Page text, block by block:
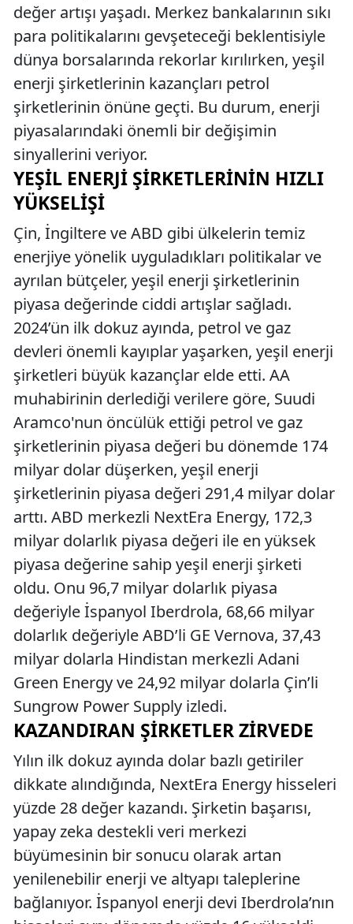
değer artışı yaşadı. Merkez bankalarının sıkı
para politikalarını gevşeteceği beklentisiyle
dünya borsalarında rekorlar kırılırken, yeşil
enerji şirketlerinin kazançları petrol
şirketlerinin önüne geçti. Bu durum, enerji
piyasalarındaki önemli bir değişimin
sinyallerini veriyor.
YEŞIL ENERJI ŞIRKETLERININ HIZLI
YÜKSELIŞI
Çin, İngiltere ve ABD gibi ülkelerin temiz
enerjiye yönelik uyguladıkları politikalar ve
ayrılan bütçeler, yeşil enerji şirketlerinin
piyasa değerinde ciddi artışlar sağladı.
2024’ün ilk dokuz ayında, petrol ve gaz
devleri önemli kayıplar yaşarken, yeşil enerji
şirketleri büyük kazançlar elde etti. AA
muhabirinin derlediği verilere göre, Suudi
Aramco'nun öncülük ettiği petrol ve gaz
şirketlerinin piyasa değeri bu dönemde 174
milyar dolar düşerken, yeşil enerji
şirketlerinin piyasa değeri 291,4 milyar dolar
arttı. ABD merkezli NextEra Energy, 172,3
milyar dolarlık piyasa değeri ile en yüksek
piyasa değerine sahip yeşil enerji şirketi
oldu. Onu 96,7 milyar dolarlık piyasa
değeriyle İspanyol Iberdrola, 68,66 milyar
dolarlık değeriyle ABD’li GE Vernova, 37,43
milyar dolarla Hindistan merkezli Adani
Green Energy ve 24,92 milyar dolarla Çin’li
Sungrow Power Supply izledi.
KAZANDIRAN ŞIRKETLER ZIRVEDE
Yılın ilk dokuz ayında dolar bazlı getiriler
dikkate alındığında, NextEra Energy hisseleri
yüzde 28 değer kazandı. Şirketin başarısı,
yapay zeka destekli veri merkezi
büyümesinin bir sonucu olarak artan
yenilenebilir enerji ve altyapı taleplerine
bağlanıyor. İspanyol enerji devi Iberdrola’nın